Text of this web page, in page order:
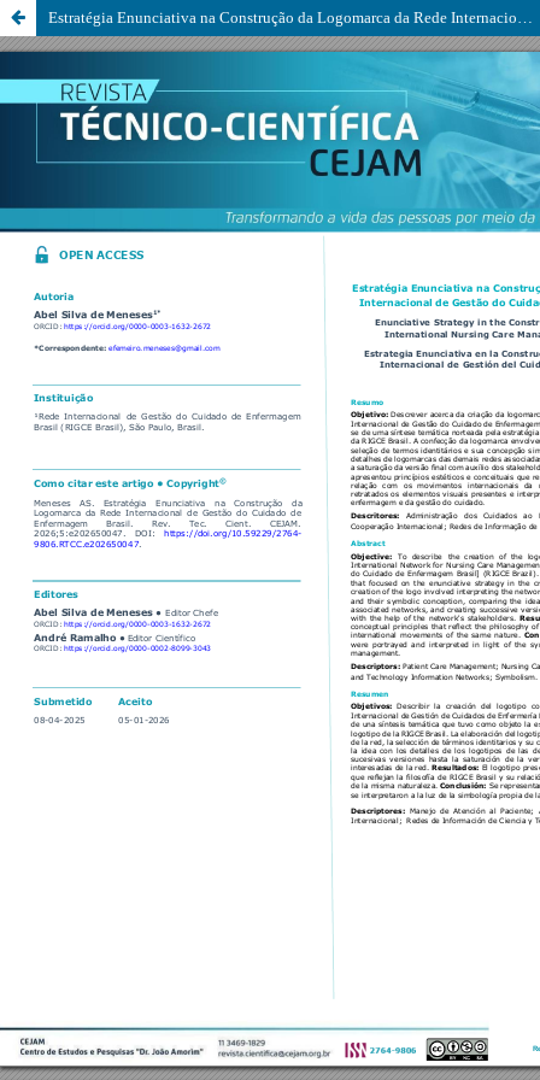
Estratégia Enunciativa na Construção da Logomarca da Rede Internacional de Gestão do Cuidado de Enfermagem Brasil